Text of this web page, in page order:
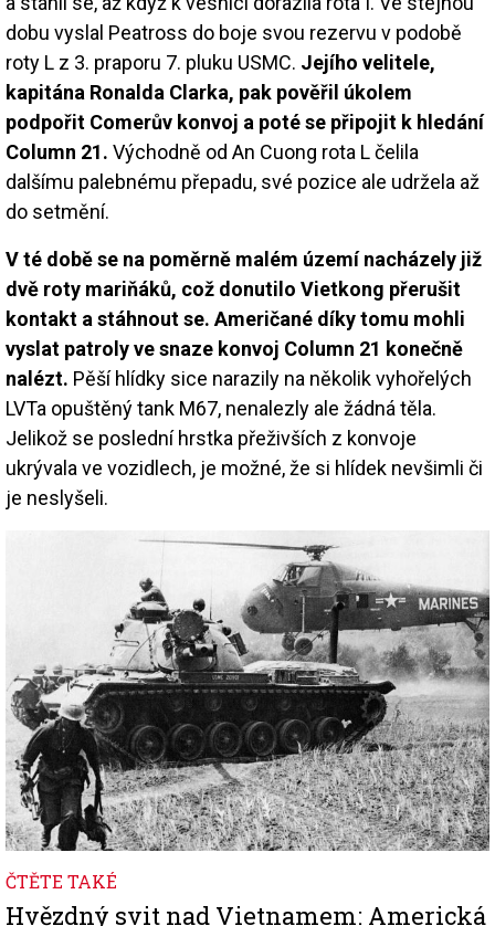
dobu vyslal Peatross do boje svou rezervu v podobě
roty L z 3. praporu 7. pluku USMC. Jejího velitele,
kapitána Ronalda Clarka, pak pověřil úkolem
podpořit Comerův konvoj a poté se připojit k hledání
Column 21. Východně od An Cuong rota L čelila
dalšímu palebnému přepadu, své pozice ale udržela až
do setmění.
V té době se na poměrně malém území nacházely již
dvě roty mariňáků, což donutilo Vietkong přerušit
kontakt a stáhnout se. Američané díky tomu mohli
vyslat patroly ve snaze konvoj Column 21 konečně
nalézt. Pěší hlídky sice narazily na několik vyhořelých
LVTa opuštěný tank M67, nenalezly ale žádná těla.
Jelikož se poslední hrstka přeživších z konvoje
ukrývala ve vozidlech, je možné, že si hlídek nevšimli či
je neslyšeli.
ČTĚTE TAKÉ
Hvězdný svit nad Vietnamem: Americká